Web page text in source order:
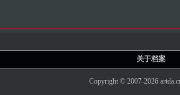
关于档案
Copyright © 2007-2026